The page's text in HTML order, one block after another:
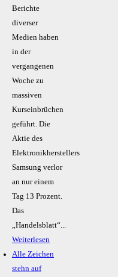
Berichte
diverser
Medien haben
in der
vergangenen
Woche zu
massiven
Kurseinbrüchen
geführt. Die
Aktie des
Elektronikherstellers
Samsung verlor
an nur einem
Tag 13 Prozent.
Das
„Handelsblatt“...
Weiterlesen
Alle Zeichen
stehn auf